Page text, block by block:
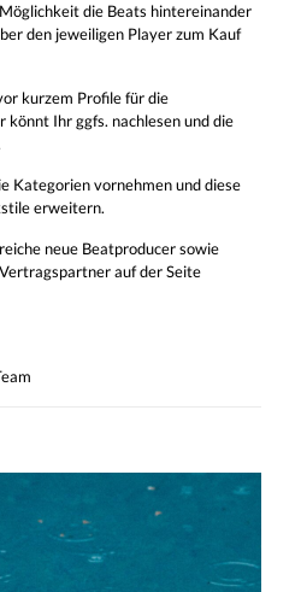
die Beats hintereinander
den jeweiligen Player zum Kauf
kurzem Profile für die
Ihr ggfs. nachlesen und die
Kategorien vornehmen und diese
erweitern.
neue Beatproducer sowie
auf der Seite